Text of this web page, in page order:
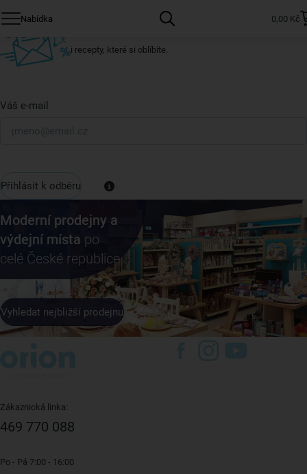
Nabídka 0,00 Kč
Přihlaste se k odběru našeho newsletteru.
i recepty, které si oblíbíte.
Váš e-mail
Přihlásit k odběru
Moderní prodejny a
výdejní místa po
celé České republice
Vyhledat nejbližší prodejnu
Zákaznická linka:
469 770 088
Po - Pá 7:00 - 16:00